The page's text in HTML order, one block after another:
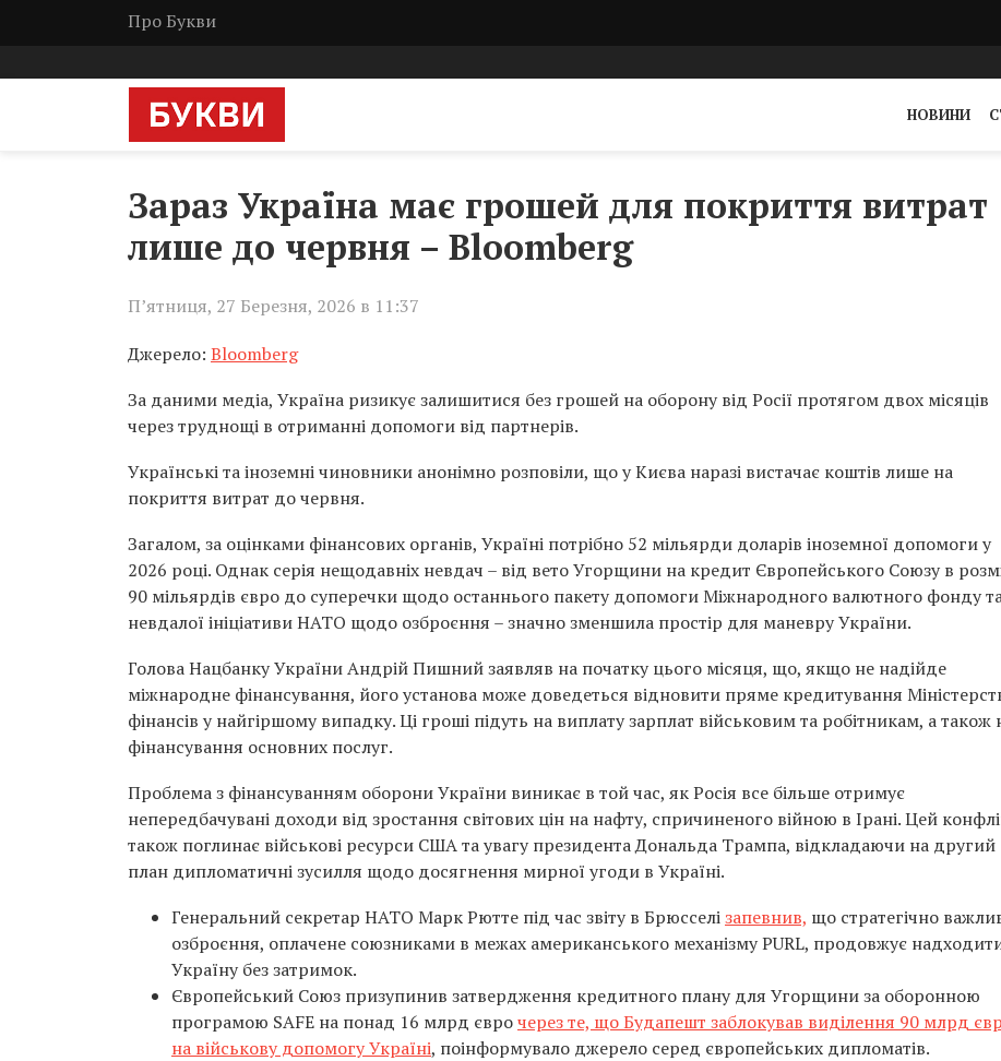
Про Букви
НОВИНИ
Зараз Україна має грошей для покриття витрат
лише до червня – Bloomberg
П’ятниця, 27 Березня, 2026 в 11:37
Джерело: Bloomberg
За даними медіа, Україна ризикує залишитися без грошей на оборону від Росії протягом двох місяців
через труднощі в отриманні допомоги від партнерів.
Українські та іноземні чиновники анонімно розповіли, що у Києва наразі вистачає коштів лише на
покриття витрат до червня.
Загалом, за оцінками фінансових органів, Україні потрібно 52 мільярди доларів іноземної допомоги у
2026 році. Однак серія нещодавніх невдач – від вето Угорщини на кредит Європейського Союзу в
90 мільярдів євро до суперечки щодо останнього пакету допомоги Міжнародного валютного фонду
невдалої ініціативи НАТО щодо озброєння – значно зменшила простір для маневру України.
Голова Нацбанку України Андрій Пишний заявляв на початку цього місяця, що, якщо не надійде
міжнародне фінансування, його установа може доведеться відновити пряме кредитування
фінансів у найгіршому випадку. Ці гроші підуть на виплату зарплат військовим та робітникам, а також
фінансування основних послуг.
Проблема з фінансуванням оборони України виникає в той час, як Росія все більше отримує
непередбачувані доходи від зростання світових цін на нафту, спричиненого війною в Ірані. Цей
також поглинає військові ресурси США та увагу президента Дональда Трампа, відкладаючи на другий
план дипломатичні зусилля щодо досягнення мирної угоди в Україні.
Генеральний секретар НАТО Марк Рютте під час звіту в Брюсселізапевнив, що стратегічно
озброєння, оплачене союзниками в межах американського механізму PURL, продовжує
Україну без затримок.
Європейський Союз призупинив затвердження кредитного плану для Угорщини за оборонною
програмою SAFE на понад 16 млрд єврочерез те, що Будапешт заблокував виділення 90 млрд
на військову допомогу Україні, поінформувало джерело серед європейських дипломатів.